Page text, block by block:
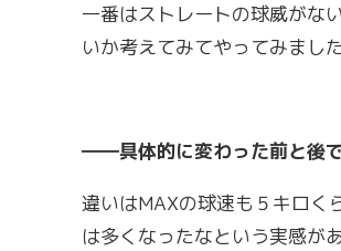
一番はストレートの球威がな
いか考えてみてやってみました
――具体的に変わった前と後
違いはMAXの球速も５キロく
は多くなったなという実感があ